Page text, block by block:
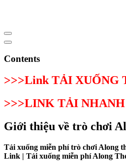
Contents
>>>Link TẢI XUỐNG
>>>LINK TẢI NHANH
Giới thiệu về trò chơi
Tải xuống miễn phí trò chơi Along
Link | Tải xuống miễn phí Along